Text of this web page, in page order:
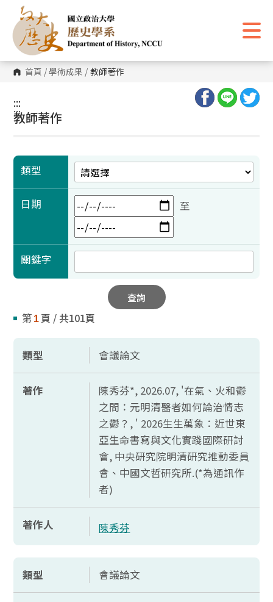
主
要
內
區
塊 首頁 /學術成果 / 教師著作
:::
:::
教師著作
類型
日期 至
關鍵字
查詢
第 1 頁 / 共101頁
類型 會議論文
著作
陳秀芬*, 2026.07, '在氣、火和鬱
之間：元明清醫者如何論治情志
之鬱？, ' 2026生生萬象：近世東
亞生命書寫與文化實踐國際研討
會, 中央研究院明清研究推動委員
會、中國文哲研究所.(*為通訊作
者)
著作人 陳秀芬
類型 會議論文